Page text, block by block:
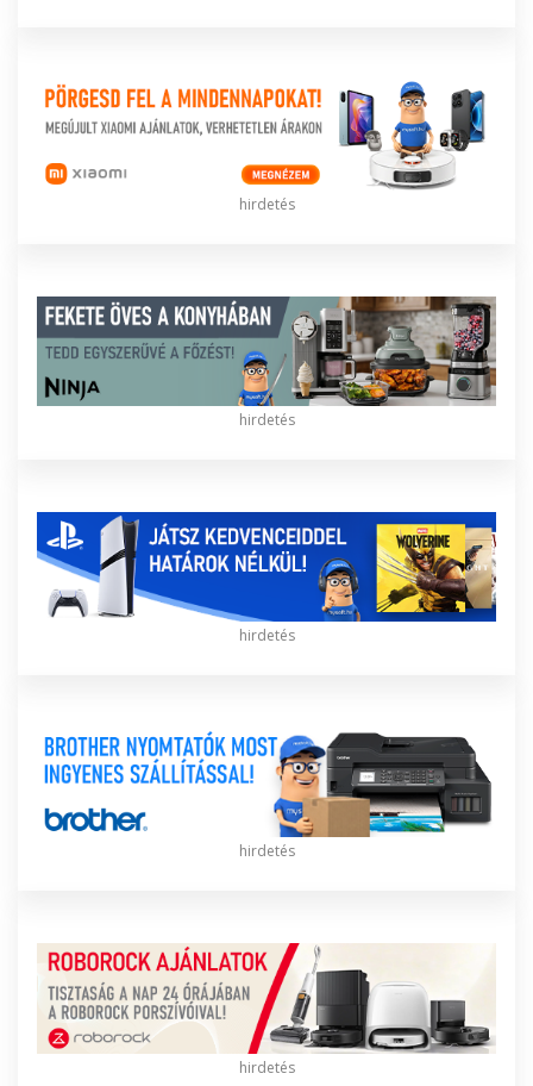
hirdetés
hirdetés
hirdetés
hirdetés
hirdetés